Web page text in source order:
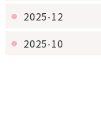
2025-12
2025-10